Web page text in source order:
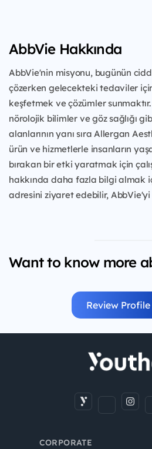
AbbVie Hakkında
AbbVie'nin misyonu, bugünün
çözerken gelecekteki tedaviler
keşfetmek ve çözümler
nörolojik bilimler ve göz sağlığı
alanlarının yanı sıra Allergan
ürün ve hizmetlerle insanların
bırakan bir etki yaratmak için
hakkında daha fazla bilgi almak
adresini ziyaret edebilir, AbbVie'yi
Want to know more
Review Profile
CORPORATE